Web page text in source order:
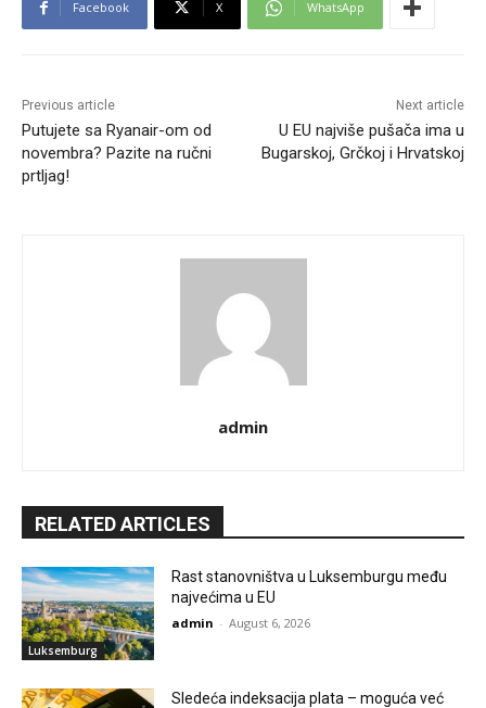
Facebook X WhatsApp
Previous article
Putujete sa Ryanair-om od
novembra? Pazite na ručni
prtljag!
Next article
U EU najviše pušača ima u
Bugarskoj, Grčkoj i Hrvatskoj
admin
RELATED ARTICLES
Luksemburg
Rast stanovništva u Luksemburgu među
najvećima u EU
admin - August 6, 2026
Sledeća indeksacija plata – moguća već